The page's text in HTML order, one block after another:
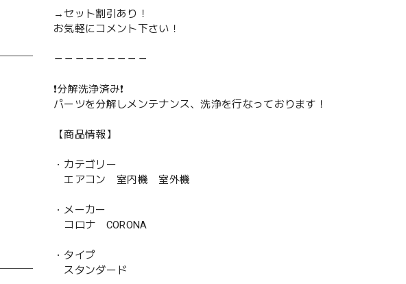
→セット割引あり！
お気軽にコメント下さい！
－－－－－－－－－
❗️分解洗浄済み❗️
パーツを分解しメンテナンス、洗浄を行なっております！
【商品情報】
・カテゴリー
エアコン 室内機 室外機
・メーカー
コロナ CORONA
・タイプ
スタンダード